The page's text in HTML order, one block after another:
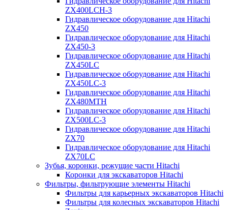
ZX400LCH-3
Гидравлическое оборудование для Hitachi
ZX450
Гидравлическое оборудование для Hitachi
ZX450-3
Гидравлическое оборудование для Hitachi
ZX450LC
Гидравлическое оборудование для Hitachi
ZX450LC-3
Гидравлическое оборудование для Hitachi
ZX480MTH
Гидравлическое оборудование для Hitachi
ZX500LC-3
Гидравлическое оборудование для Hitachi
ZX70
Гидравлическое оборудование для Hitachi
ZX70LC
Зубья, коронки, режущие части Hitachi
Коронки для экскаваторов Hitachi
Фильтры, фильтрующие элементы Hitachi
Фильтры для карьерных экскаваторов Hitachi
Фильтры для колесных экскаваторов Hitachi